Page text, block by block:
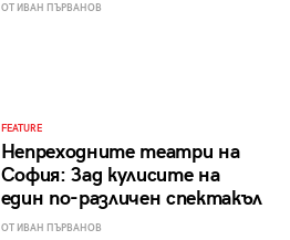
ОТ ИВАН ПЪРВАНОВ
FEATURE
Непреходните театри на
София: Зад кулисите на
един по-различен спектакъл
ОТ ИВАН ПЪРВАНОВ